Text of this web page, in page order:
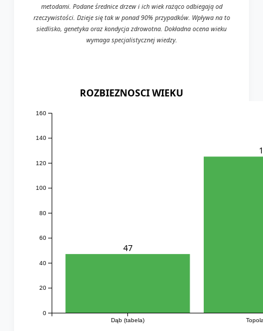
metodami. Podane średnice drzew i ich wiek rażąco odbiegają od
rzeczywistości. Dzieje się tak w ponad 90% przypadków. Wpływa na to
siedlisko, genetyka oraz kondycja zdrowotna. Dokładna ocena wieku
wymaga specjalistycznej wiedzy.
ROZBIEZNOSCI WIEKU
Dąb (tabela)
0
20
40
60
80
100
120
140
160
47